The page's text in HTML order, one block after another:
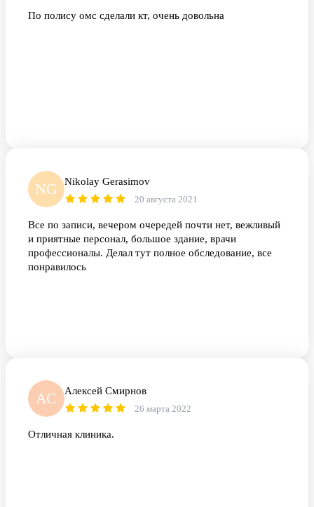
По полису омс сделали кт, очень довольна
NG Nikolay Gerasimov
20 августа 2021
Все по записи, вечером очередей почти нет, вежливый
и приятные персонал, большое здание, врачи
профессионалы. Делал тут полное обследование, все
понравилось
АС Алексей Смирнов
26 марта 2022
Отличная клиника.